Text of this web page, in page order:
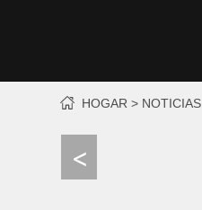
HOGAR NOTICIAS